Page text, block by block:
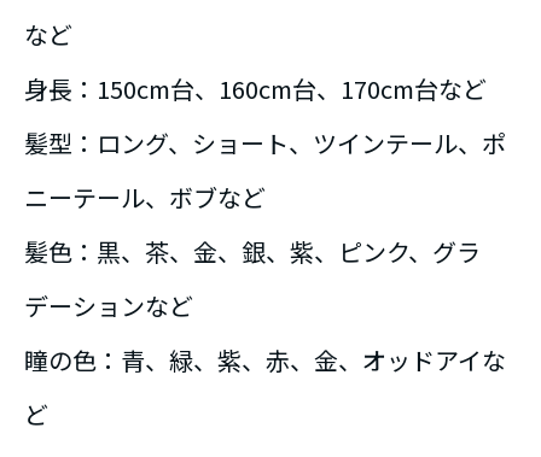
など
身長：150cm台、160cm台、170cm台など
髪型：ロング、ショート、ツインテール、ポ
ニーテール、ボブなど
髪色：黒、茶、金、銀、紫、ピンク、グラ
デーションなど
瞳の色：青、緑、紫、赤、金、オッドアイな
ど